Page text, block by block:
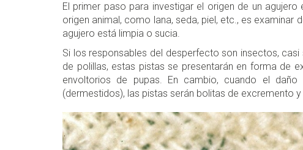
El primer paso para investigar el origen de un
origen animal, como lana, seda, piel, etc., es examinar
agujero está limpia o sucia.
Si los responsables del desperfecto son insectos,
de polillas, estas pistas se presentarán en forma de
envoltorios de pupas. En cambio, cuando el
(dermestidos), las pistas serán bolitas de excremento